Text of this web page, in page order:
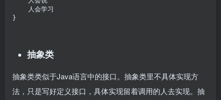
    人会学习
}
抽象类
抽象类类似于Java语言中的接口。抽象类里不具体实现方
法，只是写好定义接口，具体实现留着调用的人去实现。抽